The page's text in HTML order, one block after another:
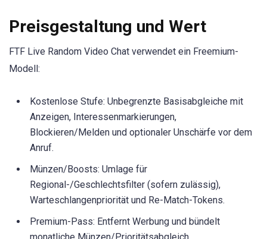
Preisgestaltung und Wert
FTF Live Random Video Chat verwendet ein Freemium-
Modell:
Kostenlose Stufe: Unbegrenzte Basisabgleiche mit
Anzeigen, Interessenmarkierungen,
Blockieren/Melden und optionaler Unschärfe vor dem
Anruf.
Münzen/Boosts: Umlage für
Regional-/Geschlechtsfilter (sofern zulässig),
Warteschlangenpriorität und Re-Match-Tokens.
Premium-Pass: Entfernt Werbung und bündelt